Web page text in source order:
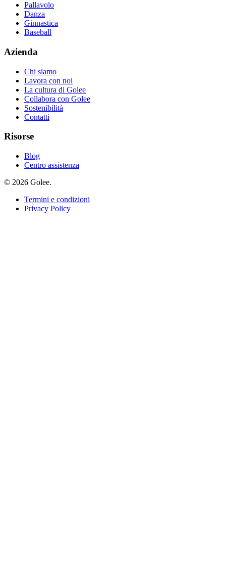
Pallavolo
Danza
Ginnastica
Baseball
Azienda
Chi siamo
Lavora con noi
La cultura di Golee
Collabora con Golee
Sostenibilità
Contatti
Risorse
Blog
Centro assistenza
© 2026 Golee.
Termini e condizioni
Privacy Policy